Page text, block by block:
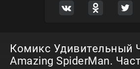
Комикс Удивительный
Amazing SpiderMan.